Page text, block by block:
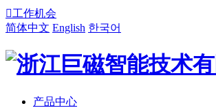
工作机会
简体中文 English 한국어
产品中心